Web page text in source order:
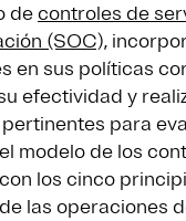
decontroles de
(SOC),
en sus políticas
efectividad y
para
modelo de los
los cinco
las operaciones